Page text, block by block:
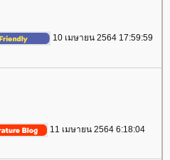
10 เมษายน 2564 17:59:59
11 เมษายน 2564 6:18:04